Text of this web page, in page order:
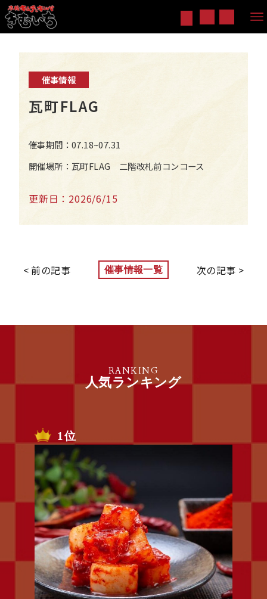
催事情報
瓦町FLAG
催事期間：07.18~07.31
開催場所：瓦町FLAG 二階改札前コンコース
更新日：2026/6/15
< 前の記事 催事情報一覧 次の記事 >
RANKING
人気ランキング
1位